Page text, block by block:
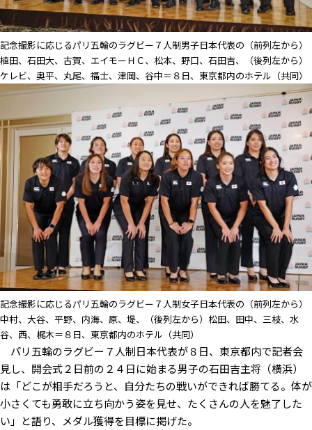
記念撮影に応じるパリ五輪のラグビー７人制男子日本代表の（前列左から）
植田、石田大、古賀、エイモーＨＣ、松本、野口、石田吉、（後列左から）
ケレビ、奥平、丸尾、福士、津岡、谷中＝８日、東京都内のホテル（共同）
記念撮影に応じるパリ五輪のラグビー７人制女子日本代表の（前列左から）
中村、大谷、平野、内海、原、堤、（後列左から）松田、田中、三枝、水
谷、西、梶木＝８日、東京都内のホテル（共同）
パリ五輪のラグビー７人制日本代表が８日、東京都内で記者会
見し、開会式２日前の２４日に始まる男子の石田吉主将（横浜）
は「どこが相手だろうと、自分たちの戦いができれば勝てる。体が
小さくても勇敢に立ち向かう姿を見せ、たくさんの人を魅了した
い」と語り、メダル獲得を目標に掲げた。